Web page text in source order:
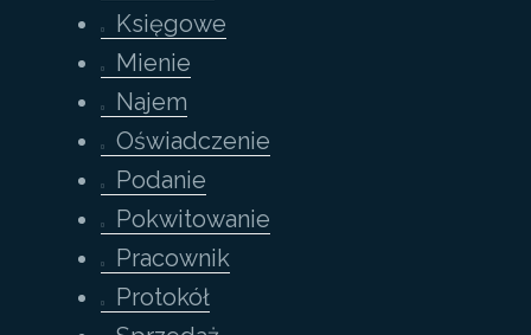
Księgowe
Mienie
Najem
Oświadczenie
Podanie
Pokwitowanie
Pracownik
Protokół